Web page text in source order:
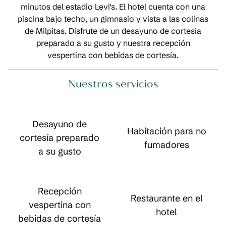
minutos del estadio Levi's. El hotel cuenta con una
piscina bajo techo, un gimnasio y vista a las colinas
de Milpitas. Disfrute de un desayuno de cortesía
preparado a su gusto y nuestra recepción
vespertina con bebidas de cortesía.
Nuestros servicios
Desayuno de
cortesía preparado
a su gusto
Habitación para no
fumadores
Recepción
vespertina con
bebidas de cortesía
Restaurante en el
hotel